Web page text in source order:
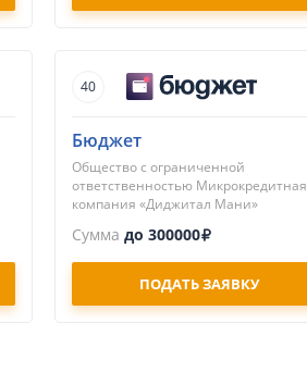
40
Бюджет
Общество с ограниченной
ответственностью Микрокредитная
компания «Диджитал Мани»
Сумма до 300000
ПОДАТЬ ЗАЯВКУ